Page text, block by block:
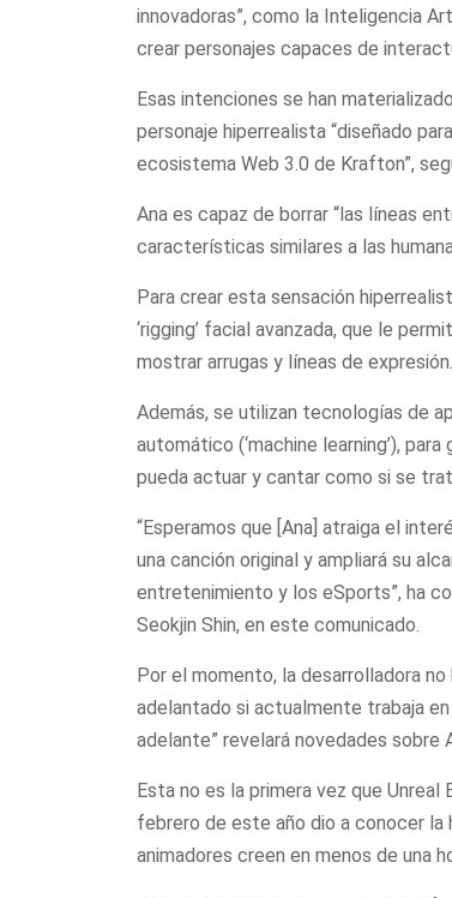
innovadoras”, como la Inteligencia
crear personajes capaces de
Esas intenciones se han
personaje hiperrealista “diseñado
ecosistema Web 3.0 de Krafton”,
Ana es capaz de borrar “las líneas
características similares a las
Para crear esta sensación
‘rigging’ facial avanzada, que le
mostrar arrugas y líneas de expresión.
Además, se utilizan tecnologías de
automático (‘machine learning’),
pueda actuar y cantar como si se
“Esperamos que [Ana] atraiga el
una canción original y ampliará su
entretenimiento y los eSports”, ha
Seokjin Shin, en este comunicado.
Por el momento, la desarrolladora
adelantado si actualmente trabaja
adelante” revelará novedades sobre
Esta no es la primera vez que
febrero de este año dio a conocer la
animadores creen en menos de una